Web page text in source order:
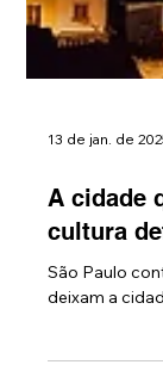
13 de jan. de
A cidade
cultura
deixam a